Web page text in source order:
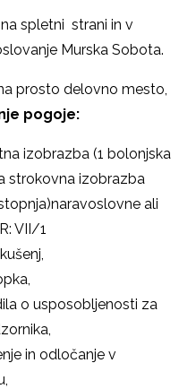
spletni strani in v
Murska Sobota.
prosto delovno mesto,
pogoje:
izobrazba (1 bolonjska
strokovna izobrazba
ali
VII/1
o usposobljenosti za
in odločanje v